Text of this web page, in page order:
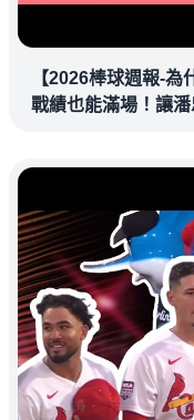
【2026棒球週報-
戰績也能滿場！讓